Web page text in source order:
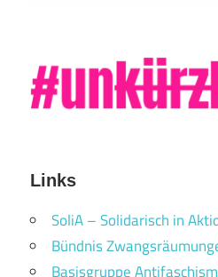
Links
SoliA – Solidarisch in
Bündnis
Basisgruppe